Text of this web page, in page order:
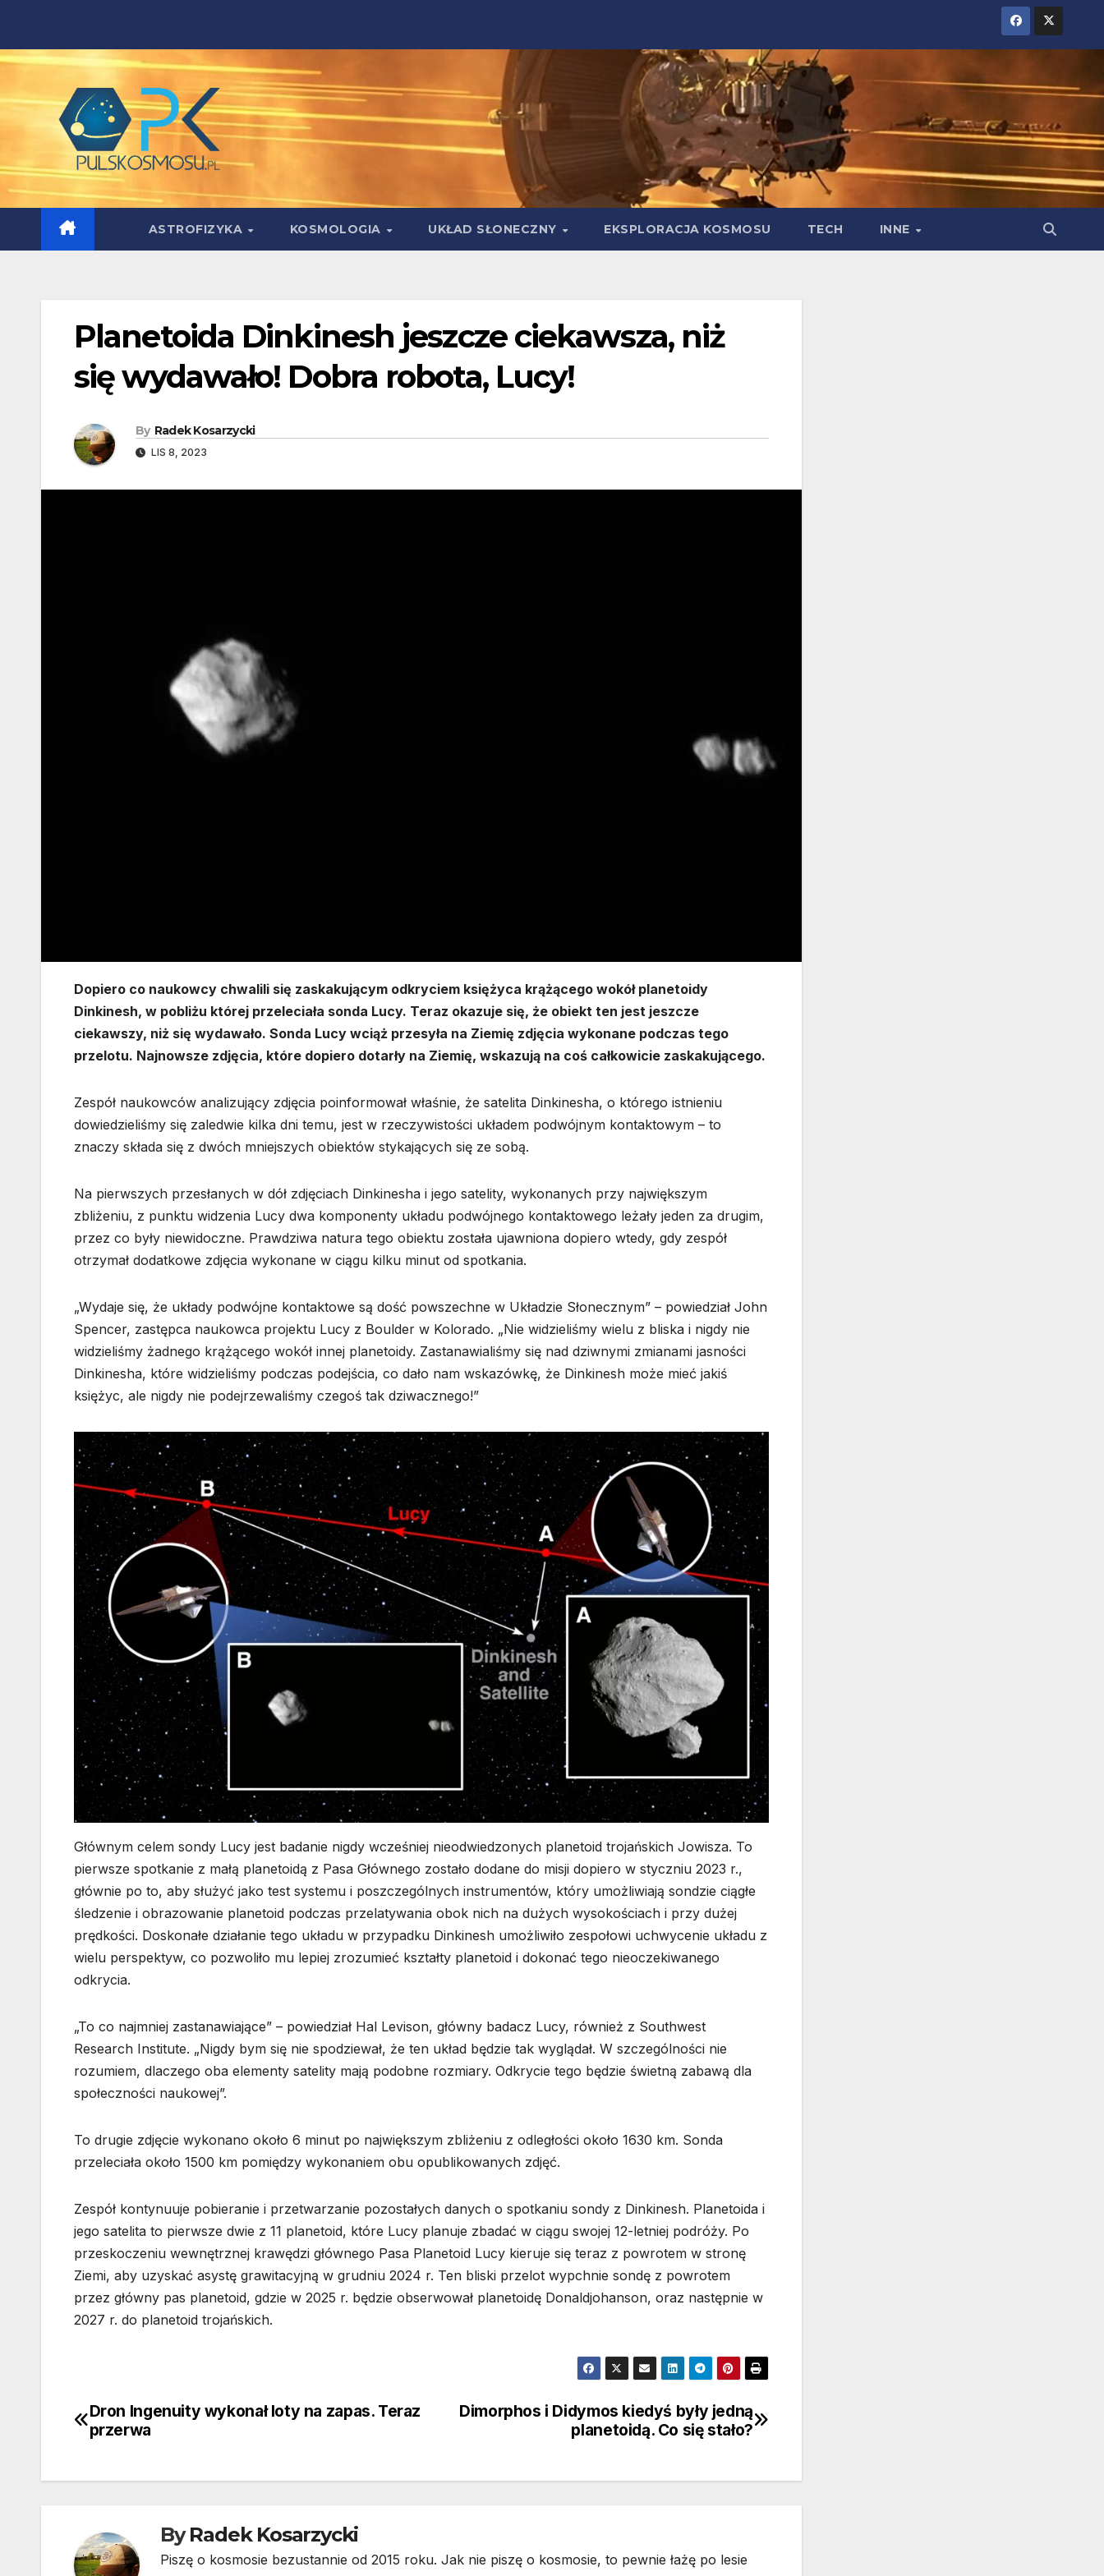
content
ASTROFIZYKA KOSMOLOGIA UKŁAD SŁONECZNY EKSPLORACJA KOSMOSU TECH INNE
Planetoida Dinkinesh jeszcze ciekawsza, niż
się wydawało! Dobra robota, Lucy!
By Radek Kosarzycki
LIS 8, 2023
Dopiero co naukowcy chwalili się zaskakującym odkryciem księżyca krążącego wokół planetoidy
Dinkinesh, w pobliżu której przeleciała sonda Lucy. Teraz okazuje się, że obiekt ten jest jeszcze
ciekawszy, niż się wydawało. Sonda Lucy wciąż przesyła na Ziemię zdjęcia wykonane podczas tego
przelotu. Najnowsze zdjęcia, które dopiero dotarły na Ziemię, wskazują na coś całkowicie zaskakującego.
Zespół naukowców analizujący zdjęcia poinformował właśnie, że satelita Dinkinesha, o którego istnieniu
dowiedzieliśmy się zaledwie kilka dni temu, jest w rzeczywistości układem podwójnym kontaktowym – to
znaczy składa się z dwóch mniejszych obiektów stykających się ze sobą.
Na pierwszych przesłanych w dół zdjęciach Dinkinesha i jego satelity, wykonanych przy największym
zbliżeniu, z punktu widzenia Lucy dwa komponenty układu podwójnego kontaktowego leżały jeden za drugim,
przez co były niewidoczne. Prawdziwa natura tego obiektu została ujawniona dopiero wtedy, gdy zespół
otrzymał dodatkowe zdjęcia wykonane w ciągu kilku minut od spotkania.
„Wydaje się, że układy podwójne kontaktowe są dość powszechne w Układzie Słonecznym” – powiedział John
Spencer, zastępca naukowca projektu Lucy z Boulder w Kolorado. „Nie widzieliśmy wielu z bliska i nigdy nie
widzieliśmy żadnego krążącego wokół innej planetoidy. Zastanawialiśmy się nad dziwnymi zmianami jasności
Dinkinesha, które widzieliśmy podczas podejścia, co dało nam wskazówkę, że Dinkinesh może mieć jakiś
księżyc, ale nigdy nie podejrzewaliśmy czegoś tak dziwacznego!”
Głównym celem sondy Lucy jest badanie nigdy wcześniej nieodwiedzonych planetoid trojańskich Jowisza. To
pierwsze spotkanie z małą planetoidą z Pasa Głównego zostało dodane do misji dopiero w styczniu 2023 r.,
głównie po to, aby służyć jako test systemu i poszczególnych instrumentów, który umożliwiają sondzie ciągłe
śledzenie i obrazowanie planetoid podczas przelatywania obok nich na dużych wysokościach i przy dużej
prędkości. Doskonałe działanie tego układu w przypadku Dinkinesh umożliwiło zespołowi uchwycenie układu z
wielu perspektyw, co pozwoliło mu lepiej zrozumieć kształty planetoid i dokonać tego nieoczekiwanego
odkrycia.
„To co najmniej zastanawiające” – powiedział Hal Levison, główny badacz Lucy, również z Southwest
Research Institute. „Nigdy bym się nie spodziewał, że ten układ będzie tak wyglądał. W szczególności nie
rozumiem, dlaczego oba elementy satelity mają podobne rozmiary. Odkrycie tego będzie świetną zabawą dla
społeczności naukowej”.
To drugie zdjęcie wykonano około 6 minut po największym zbliżeniu z odległości około 1630 km. Sonda
przeleciała około 1500 km pomiędzy wykonaniem obu opublikowanych zdjęć.
Zespół kontynuuje pobieranie i przetwarzanie pozostałych danych o spotkaniu sondy z Dinkinesh. Planetoida i
jego satelita to pierwsze dwie z 11 planetoid, które Lucy planuje zbadać w ciągu swojej 12-letniej podróży. Po
przeskoczeniu wewnętrznej krawędzi głównego Pasa Planetoid Lucy kieruje się teraz z powrotem w stronę
Ziemi, aby uzyskać asystę grawitacyjną w grudniu 2024 r. Ten bliski przelot wypchnie sondę z powrotem
przez główny pas planetoid, gdzie w 2025 r. będzie obserwował planetoidę Donaldjohanson, oraz następnie w
2027 r. do planetoid trojańskich.
Nawigacja
Dimorphos i Didymos kiedyś były jedną
planetoidą. Co się stało?
Dron Ingenuity wykonał loty na zapas. Teraz
przerwa
ByRadek Kosarzycki
Piszę o kosmosie bezustannie od 2015 roku. Jak nie piszę o kosmosie, to pewnie łażę po lesie